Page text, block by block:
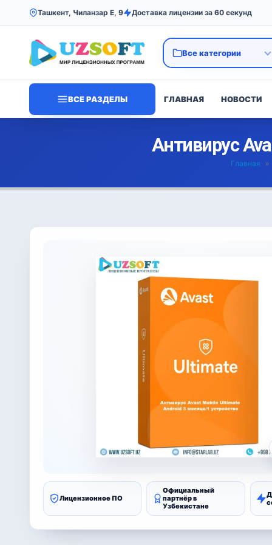
Ташкент, Чиланзар Е, 9 Доставка лицензии за 60 секунд
ВСЕ РАЗДЕЛЫ ГЛАВНАЯ НОВОСТИ
Антивирус
Главная »
Лицензионное ПО
Официальный
партнёр в
Узбекистане